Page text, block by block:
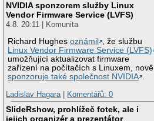
NVIDIA sponzorem služby Linux
Vendor Firmware Service (LVFS)
4.8. 20:11 | Komunita
Richard Hughesoznámil
, že službu
Linux Vendor Firmware Service (LVFS)
umožňující aktualizovat firmware
zařízení na počítačích s Linuxem, nově
sponzoruje také společnost NVIDIA .
Ladislav Hagara | Komentářů: 0
SlideRshow, prohlížeč fotek, ale i
jejich organizér a prezentátor